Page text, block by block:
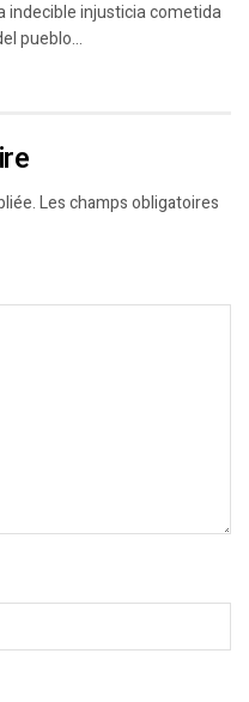
indecible injusticia cometida
pueblo...
Les champs obligatoires